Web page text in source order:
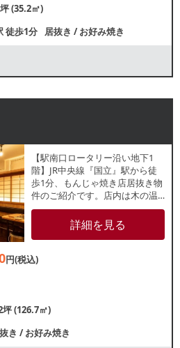
(35.2㎡)
徒歩1分 居抜き /お好み焼き
【駅南口ロータリー沿い地下1
階】JR中央線『国立』駅から徒
歩1分、もんじゃ焼き店居抜き物
件のご紹介です。店内は木の温
もりがある和風な内装です。店
舗に直接通じる階段あり！ご検
討の方はお気軽にお問合せくだ
詳細を見る
円(税込)
坪 (126.7㎡)
き /お好み焼き